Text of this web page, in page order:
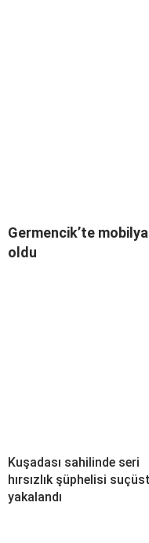
Germencik’te
oldu
Kuşadası sahilinde seri
hırsızlık şüphelisi
yakalandı